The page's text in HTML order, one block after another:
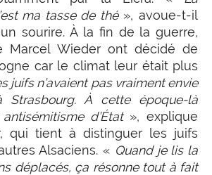
ma tasse de thé», avoue-t-il
sourire. À la fin de la guerre,
Marcel Wieder ont décidé de
car le climat leur était plus
juifs n’avaient pas vraiment envie
Strasbourg. À cette époque-là
d’État», explique
qui tient à distinguer les juifs
Alsaciens. « Quand je lis la
déplacés, ça résonne tout à fait